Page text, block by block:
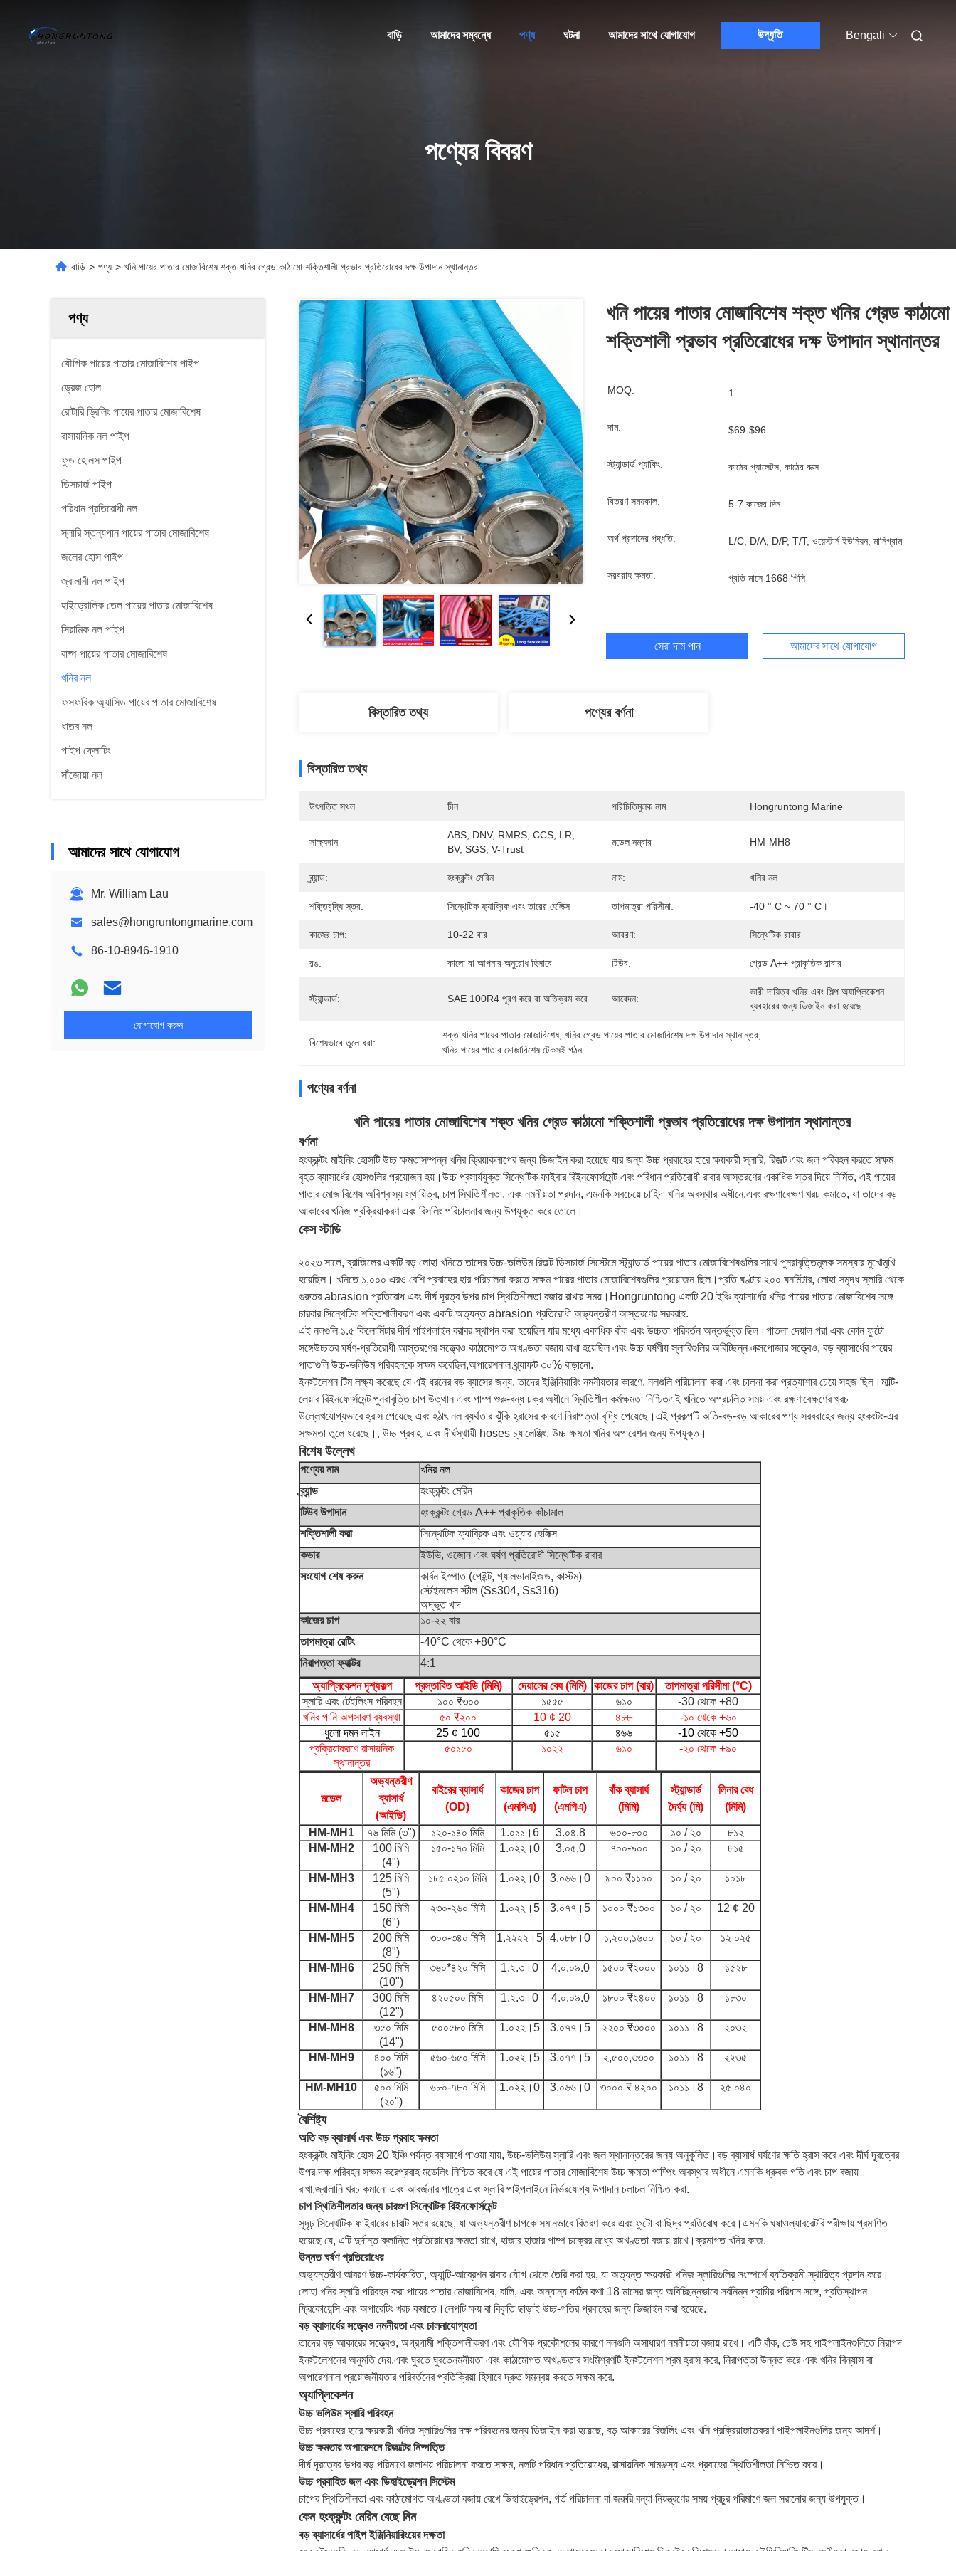
বাড়ি আমাদের সম্বন্ধে পণ্য ঘটনা আমাদের সাথে যোগাযোগ উদ্ধৃতি Bengali
পণ্যের বিবরণ
বাড়ি > পণ্য > খনি পায়ের পাতার মোজাবিশেষ শক্ত খনির গ্রেড কাঠামো শক্তিশালী প্রভাব প্রতিরোধের দক্ষ উপাদান স্থানান্তর
পণ্য
যৌগিক পায়ের পাতার মোজাবিশেষ পাইপ
ড্রেজ হোল
রোটারি ড্রিলিং পায়ের পাতার মোজাবিশেষ
রাসায়নিক নল পাইপ
ফুড হোলস পাইপ
ডিসচার্জ পাইপ
পরিধান প্রতিরোধী নল
স্লারি স্তন্যপান পায়ের পাতার মোজাবিশেষ
জলের হোস পাইপ
জ্বালানী নল পাইপ
হাইড্রোলিক তেল পায়ের পাতার মোজাবিশেষ
সিরামিক নল পাইপ
বাষ্প পায়ের পাতার মোজাবিশেষ
খনির নল
ফসফরিক অ্যাসিড পায়ের পাতার মোজাবিশেষ
ধাতব নল
পাইপ ফ্লোটিং
সাঁজোয়া নল
আমাদের সাথে যোগাযোগ
Mr. William Lau
sales@hongruntongmarine.com
86-10-8946-1910
যোগাযোগ করুন
খনি পায়ের পাতার মোজাবিশেষ শক্ত খনির গ্রেড কাঠামো
শক্তিশালী প্রভাব প্রতিরোধের দক্ষ উপাদান স্থানান্তর
MOQ: 1
দাম: $69-$96
স্ট্যান্ডার্ড প্যাকিং: কাঠের প্যালেটস, কাঠের বাক্স
বিতরণ সময়কাল: 5-7 কাজের দিন
অর্থ প্রদানের পদ্ধতি: L/C, D/A, D/P, T/T, ওয়েস্টার্ন ইউনিয়ন, মানিগ্রাম
সরবরাহ ক্ষমতা: প্রতি মাসে 1668 পিসি
সেরা দাম পান আমাদের সাথে যোগাযোগ
বিস্তারিত তথ্য পণ্যের বর্ণনা
বিস্তারিত তথ্য
উৎপত্তি স্থল চীন পরিচিতিমুলক নাম Hongruntong Marine
সাক্ষ্যদান
ABS, DNV, RMRS, CCS, LR,
BV, SGS, V-Trust
মডেল নম্বার HM-MH8
ব্র্যান্ড: হংক্রুন্টং মেরিন নাম: খনির নল
শক্তিবৃদ্ধি স্তর: সিন্থেটিক ফ্যাব্রিক এবং তারের হেলিক্স তাপমাত্রা পরিসীমা: -40 ° C ~ 70 ° C।
কাজের চাপ: 10-22 বার আবরণ: সিন্থেটিক রাবার
রঙ: কালো বা আপনার অনুরোধ হিসাবে টিউব: গ্রেড A++ প্রাকৃতিক রাবার
স্ট্যান্ডার্ড: SAE 100R4 পূরণ করে বা অতিক্রম করে আবেদন:
ভারী দায়িত্ব খনির এবং শিল্প অ্যাপ্লিকেশন
ব্যবহারের জন্য ডিজাইন করা হয়েছে
বিশেষভাবে তুলে ধরা:
শক্ত খনির পায়ের পাতার মোজাবিশেষ, খনির গ্রেড পায়ের পাতার মোজাবিশেষ দক্ষ উপাদান স্থানান্তর
খনির পায়ের পাতার মোজাবিশেষ টেকসই গঠন
পণ্যের বর্ণনা
খনি পায়ের পাতার মোজাবিশেষ শক্ত খনির গ্রেড কাঠামো শক্তিশালী প্রভাব প্রতিরোধের দক্ষ উপাদান স্থানান্তর
বর্ণনা
হংক্রুন্টং মাইনিং হোসটি উচ্চ ক্ষমতাসম্পন্ন খনির ক্রিয়াকলাপের জন্য ডিজাইন করা হয়েছে যার জন্য উচ্চ প্রবাহের হারে ক্ষয়কারী স্লারি, রিজল্ট এবং জল পরিবহন করতে সক্ষম
বৃহত ব্যাসার্ধের হোসগুলির প্রয়োজন হয়।উচ্চ প্রসার্যযুক্ত সিন্থেটিক ফাইবার রিইনফোর্সমেন্ট এবং পরিধান প্রতিরোধী রাবার আস্তরণের একাধিক স্তর দিয়ে নির্মিত, এই পায়ের
পাতার মোজাবিশেষ অবিশ্বাস্য স্থায়িত্ব, চাপ স্থিতিশীলতা, এবং নমনীয়তা প্রদান, এমনকি সবচেয়ে চাহিদা খনির অবস্থার অধীনে.এবং রক্ষণাবেক্ষণ খরচ কমাতে, যা তাদের বড়
আকারের খনিজ প্রক্রিয়াকরণ এবং রিসলিং পরিচালনার জন্য উপযুক্ত করে তোলে।
কেস স্টাডি
২০২৩ সালে, ব্রাজিলের একটি বড় লোহা খনিতে তাদের উচ্চ-ভলিউম রিজল্ট ডিসচার্জ সিস্টেমে স্ট্যান্ডার্ড পায়ের পাতার মোজাবিশেষগুলির সাথে পুনরাবৃত্তিমূলক সমস্যার মুখোমুখি
হয়েছিল। খনিতে ১,০০০ এরও বেশি প্রবাহের হার পরিচালনা করতে সক্ষম পায়ের পাতার মোজাবিশেষগুলির প্রয়োজন ছিল।প্রতি ঘণ্টায় ২০০ ঘনমিটার, লোহা সমৃদ্ধ স্লারি থেকে
গুরুতর abrasion প্রতিরোধ এবং দীর্ঘ দূরত্ব উপর চাপ স্থিতিশীলতা বজায় রাখার সময়।Hongruntong একটি 20 ইঞ্চি ব্যাসার্ধের খনির পায়ের পাতার মোজাবিশেষ সঙ্গে
চারবার সিন্থেটিক শক্তিশালীকরণ এবং একটি অত্যন্ত abrasion প্রতিরোধী অভ্যন্তরীণ আস্তরণের সরবরাহ.
এই নলগুলি ১.৫ কিলোমিটার দীর্ঘ পাইপলাইন বরাবর স্থাপন করা হয়েছিল যার মধ্যে একাধিক বাঁক এবং উচ্চতা পরিবর্তন অন্তর্ভুক্ত ছিল।পাতলা দেয়াল পরা এবং কোন ফুটো
সঙ্গেউচ্চতর ঘর্ষণ-প্রতিরোধী আস্তরণের সত্ত্বেও কাঠামোগত অখণ্ডতা বজায় রাখা হয়েছিল এবং উচ্চ ঘর্ষণীয় স্লারিগুলির অবিচ্ছিন্ন এক্সপোজার সত্ত্বেও, বড় ব্যাসার্ধের পায়ের
পাতাগুলি উচ্চ-ভলিউম পরিবহনকে সক্ষম করেছিল,অপারেশনাল থ্র্যাফট ৩০% বাড়ানো.
ইনস্টলেশন টিম লক্ষ্য করেছে যে এই ধরনের বড় ব্যাসের জন্য, তাদের ইঞ্জিনিয়ারিং নমনীয়তার কারণে, নলগুলি পরিচালনা করা এবং চালনা করা প্রত্যাশার চেয়ে সহজ ছিল।মাল্টি-
লেয়ার রিইনফোর্সমেন্ট পুনরাবৃত্তি চাপ উত্থান এবং পাম্প শুরু-বন্ধ চক্র অধীনে স্থিতিশীল কর্মক্ষমতা নিশ্চিতএই খনিতে অপ্রচলিত সময় এবং রক্ষণাবেক্ষণের খরচ
উল্লেখযোগ্যভাবে হ্রাস পেয়েছে এবং হঠাৎ নল ব্যর্থতার ঝুঁকি হ্রাসের কারণে নিরাপত্তা বৃদ্ধি পেয়েছে।এই প্রকল্পটি অতি-বড়-বড় আকারের পণ্য সরবরাহের জন্য হংকংটং-এর
সক্ষমতা তুলে ধরেছে।, উচ্চ প্রবাহ, এবং দীর্ঘস্থায়ী hoses চ্যালেঞ্জিং, উচ্চ ক্ষমতা খনির অপারেশন জন্য উপযুক্ত।
বিশেষ উল্লেখ
পণ্যের নাম
খনির নল
ব্র্যান্ড
হংক্রুন্টং মেরিন
টিউব উপাদান
হংক্রুন্টং গ্রেড A++ প্রাকৃতিক কাঁচামাল
শক্তিশালী করা
সিন্থেটিক ফ্যাব্রিক এবং ওয়্যার হেলিক্স
কভার
ইউভি, ওজোন এবং ঘর্ষণ প্রতিরোধী সিন্থেটিক রাবার
সংযোগ শেষ করুন
কার্বন ইস্পাত (পেইন্ট, গ্যালভানাইজড, কাস্টম)
স্টেইনলেস স্টীল (Ss304, Ss316)
অদ্ভুত খাদ
কাজের চাপ
১০-২২ বার
তাপমাত্রা রেটিং
-40°C থেকে +80°C
নিরাপত্তা ফ্যাক্টর
4:1
অ্যাপ্লিকেশন দৃশ্যকল্প
প্রস্তাবিত আইডি (মিমি) দেয়ালের বেধ (মিমি) কাজের চাপ (বার)
তাপমাত্রা পরিসীমা (°C)
স্লারি এবং টেইলিংস পরিবহন
১০০ ₹৩০০ ১৫৫৫ ৬১০
-30 থেকে +80
খনির পানি অপসারণ ব্যবস্থা
৫০ ₹২০০ 10 ¢ 20 ৪৮৮
-১০ থেকে +৬০
ধুলো দমন লাইন
25 ¢ 100 ৫১৫ ৪৬৬
-10 থেকে +50
প্রক্রিয়াকরণে রাসায়নিক
স্থানান্তর
৫০১৫০ ১০২২ ৬১০ -২০ থেকে +৯০
মডেল
অভ্যন্তরীণ
ব্যাসার্ধ
(আইডি)
বাইরের ব্যাসার্ধ
(OD)
কাজের চাপ
(এমপিএ)
ফাটল চাপ
(এমপিএ)
বাঁক ব্যাসার্ধ
(মিমি)
স্ট্যান্ডার্ড
দৈর্ঘ্য (মি)
লিনার বেধ
(মিমি)
HM-MH1 ৭৬ মিমি (৩") ১২০-১৪০ মিমি 1.০১১।6 3.০৪.8 ৬০০-৮০০ ১০ / ২০
৮১২
HM-MH2
100 মিমি
(4")
১৫০-১৭০ মিমি 1.০২২।0 3.০৫.0 ৭০০-৯০০ ১০ / ২০ ৮১৫
HM-MH3
125 মিমি
(5")
১৮৫ ০২১০ মিমি 1.০২২।0 3.০৬৬।0 ৯০০ ₹১১০০ ১০ / ২০ ১০১৮
HM-MH4
150 মিমি
(6")
২৩০-২৬০ মিমি 1.০২২।5 3.০৭৭।5 ১০০০ ₹১৩০০ ১০ / ২০ 12 ¢ 20
HM-MH5
200 মিমি
(8")
৩০০-৩৪০ মিমি 1.২২২২।5 4.০৮৮।0 ১,২০০,১৬০০ ১০ / ২০ ১২ ০২৫
HM-MH6
250 মিমি
(10")
৩৬০*৪২০ মিমি 1.২.৩।0 4.০.০৯.0 ১৫০০ ₹২০০০ ১০১১।8 ১৫২৮
HM-MH7
300 মিমি
(12")
৪২০৫০০ মিমি 1.২.৩।0 4.০.০৯.0 ১৮০০ ₹২৪০০ ১০১১।8 ১৮৩০
HM-MH8
৩৫০ মিমি
(14")
৫০০৫৮০ মিমি 1.০২২।5 3.০৭৭।5 ২২০০ ₹৩০০০ ১০১১।8 ২০৩২
HM-MH9
৪০০ মিমি
(১৬")
৫৬০-৬৫০ মিমি 1.০২২।5 3.০৭৭।5 ২,৫০০,৩৩০০ ১০১১।8 ২২৩৫
HM-MH10
৫০০ মিমি
(২০")
৬৮০-৭৮০ মিমি 1.০২২।0 3.০৬৬।0 ৩০০০ ₹ ৪২০০ ১০১১।8 ২৫ ০৪০
বৈশিষ্ট্য
অতি বড় ব্যাসার্ধ এবং উচ্চ প্রবাহ ক্ষমতা
হংক্রুন্টং মাইনিং হোস 20 ইঞ্চি পর্যন্ত ব্যাসার্ধে পাওয়া যায়, উচ্চ-ভলিউম স্লারি এবং জল স্থানান্তরের জন্য অনুকূলিত।বড় ব্যাসার্ধ ঘর্ষণের ক্ষতি হ্রাস করে এবং দীর্ঘ দূরত্বের
উপর দক্ষ পরিবহন সক্ষম করেপ্রবাহ মডেলিং নিশ্চিত করে যে এই পায়ের পাতার মোজাবিশেষ উচ্চ ক্ষমতা পাম্পিং অবস্থার অধীনে এমনকি ধ্রুবক গতি এবং চাপ বজায়
রাখা,জ্বালানি খরচ কমানো এবং আবর্জনার পাত্রে এবং স্লারি পাইপলাইনে নির্ভরযোগ্য উপাদান চলাচল নিশ্চিত করা.
চাপ স্থিতিশীলতার জন্য চারগুণ সিন্থেটিক রিইনফোর্সমেন্ট
সুদৃঢ় সিন্থেটিক ফাইবারের চারটি স্তর রয়েছে, যা অভ্যন্তরীণ চাপকে সমানভাবে বিতরণ করে এবং ফুটো বা ছিদ্র প্রতিরোধ করে।এমনকি ঘষাওল্যাবরেটরি পরীক্ষায় প্রমাণিত
হয়েছে যে, এটি দুর্দান্ত ক্লান্তি প্রতিরোধের ক্ষমতা রাখে, হাজার হাজার পাম্প চক্রের মধ্যে অখণ্ডতা বজায় রাখে।ক্রমাগত খনির কাজ.
উন্নত ঘর্ষণ প্রতিরোধের
অভ্যন্তরীণ আবরণ উচ্চ-কার্যকারিতা, অ্যান্টি-আব্রেশন রাবার যৌগ থেকে তৈরি করা হয়, যা অত্যন্ত ক্ষয়কারী খনিজ স্লারিগুলির সংস্পর্শে ব্যতিক্রমী স্থায়িত্ব প্রদান করে।
লোহা খনির স্লারি পরিবহন করা পায়ের পাতার মোজাবিশেষ, বালি, এবং অন্যান্য কঠিন কণা 18 মাসের জন্য অবিচ্ছিন্নভাবে সর্বনিম্ন প্রাচীর পরিধান সঙ্গে, প্রতিস্থাপন
ফ্রিকোয়েন্সি এবং অপারেটিং খরচ কমাতে।লেপটি ক্ষয় বা বিকৃতি ছাড়াই উচ্চ-গতির প্রবাহের জন্য ডিজাইন করা হয়েছে.
বড় ব্যাসার্ধের সত্ত্বেও নমনীয়তা এবং চালনাযোগ্যতা
তাদের বড় আকারের সত্ত্বেও, অগ্রগামী শক্তিশালীকরণ এবং যৌগিক প্রকৌশলের কারণে নলগুলি অসাধারণ নমনীয়তা বজায় রাখে। এটি বাঁক, ঢেউ সহ পাইপলাইনগুলিতে নিরাপদ
ইনস্টলেশনের অনুমতি দেয়,এবং ঘুরতে ঘুরতেনমনীয়তা এবং কাঠামোগত অখণ্ডতার সংমিশ্রণটি ইনস্টলেশন শ্রম হ্রাস করে, নিরাপত্তা উন্নত করে এবং খনির বিন্যাস বা
অপারেশনাল প্রয়োজনীয়তার পরিবর্তনের প্রতিক্রিয়া হিসাবে দ্রুত সমন্বয় করতে সক্ষম করে.
অ্যাপ্লিকেশন
উচ্চ ভলিউম স্লারি পরিবহন
উচ্চ প্রবাহের হারে ক্ষয়কারী খনিজ স্লারিগুলির দক্ষ পরিবহনের জন্য ডিজাইন করা হয়েছে, বড় আকারের রিজলিং এবং খনি প্রক্রিয়াজাতকরণ পাইপলাইনগুলির জন্য আদর্শ।
উচ্চ ক্ষমতার অপারেশনে রিজল্টের নিষ্পত্তি
দীর্ঘ দূরত্বের উপর বড় পরিমাণে জলাশয় পরিচালনা করতে সক্ষম, নলটি পরিধান প্রতিরোধের, রাসায়নিক সামঞ্জস্য এবং প্রবাহের স্থিতিশীলতা নিশ্চিত করে।
উচ্চ প্রবাহিত জল এবং ডিহাইড্রেশন সিস্টেম
চাপের স্থিতিশীলতা এবং কাঠামোগত অখণ্ডতা বজায় রেখে ডিহাইড্রেশন, গর্ত পরিচালনা বা জরুরি বন্যা নিয়ন্ত্রণের সময় প্রচুর পরিমাণে জল সরানোর জন্য উপযুক্ত।
কেন হংক্রুন্টং মেরিন বেছে নিন
বড় ব্যাসার্ধের পাইপ ইঞ্জিনিয়ারিংয়ের দক্ষতা